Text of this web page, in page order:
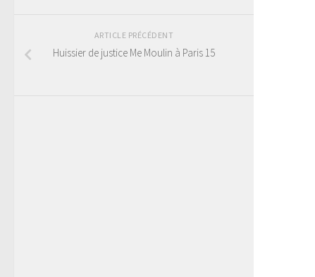
ARTICLE PRÉCÉDENT
Huissier de justice Me Moulin à Paris 15